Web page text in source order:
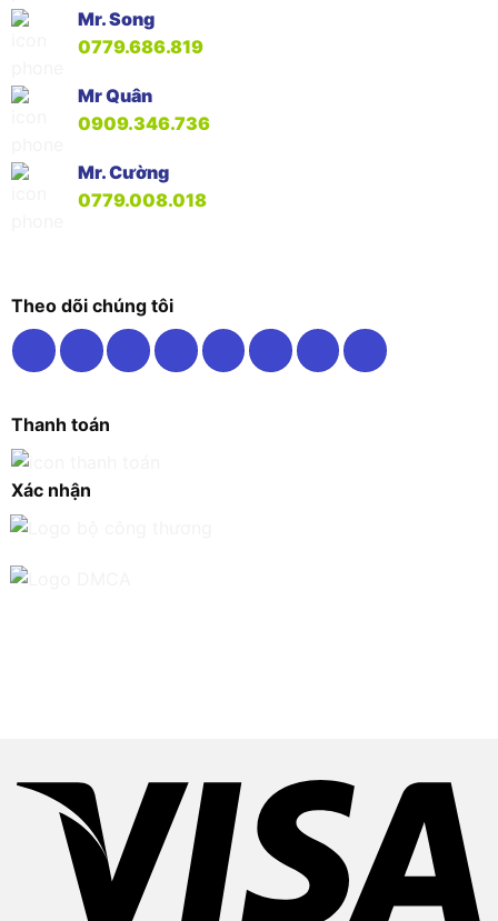
Mr. Song
0779.686.819
Mr Quân
0909.346.736
Mr. Cường
0779.008.018
Theo dõi chúng tôi
Thanh toán
Xác nhận